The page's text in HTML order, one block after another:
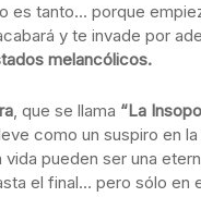
tanto… porque
y te invade por
melancólicos.
, que se llama “La
como un suspiro en
pueden ser una
el final… pero sólo